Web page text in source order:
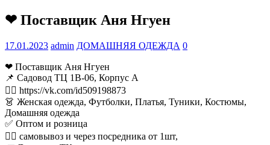
❤ Поставщик Аня Нгуен
17.01.2023 admin ДОМАШНЯЯ ОДЕЖДА 0
❤ Поставщик Аня Нгуен
📌 Садовод ТЦ 1В-06, Корпус А
👉🏻 https://vk.com/id509198873
👗 Женская одежда, Футболки, Платья, Туники, Костюмы,
Домашняя одежда
✅ Оптом и розница
🚶‍♂ самовывоз и через посредника от 1шт,